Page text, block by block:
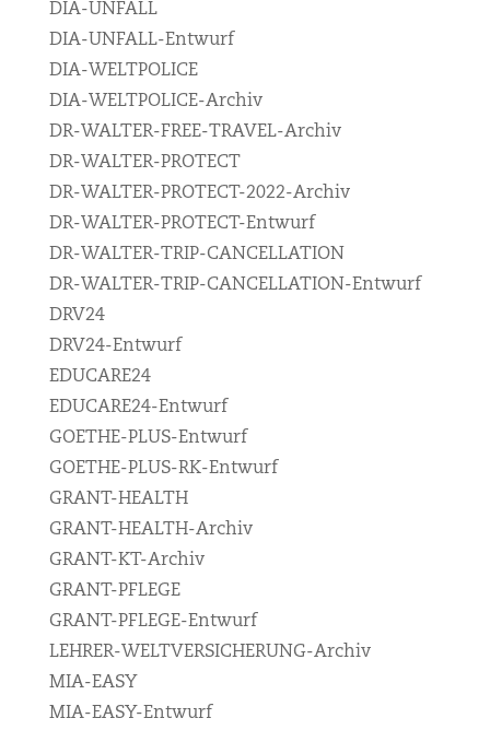
DIA-UNFALL
DIA-UNFALL-Entwurf
DIA-WELTPOLICE
DIA-WELTPOLICE-Archiv
DR-WALTER-FREE-TRAVEL-Archiv
DR-WALTER-PROTECT
DR-WALTER-PROTECT-2022-Archiv
DR-WALTER-PROTECT-Entwurf
DR-WALTER-TRIP-CANCELLATION
DR-WALTER-TRIP-CANCELLATION-Entwurf
DRV24
DRV24-Entwurf
EDUCARE24
EDUCARE24-Entwurf
GOETHE-PLUS-Entwurf
GOETHE-PLUS-RK-Entwurf
GRANT-HEALTH
GRANT-HEALTH-Archiv
GRANT-KT-Archiv
GRANT-PFLEGE
GRANT-PFLEGE-Entwurf
LEHRER-WELTVERSICHERUNG-Archiv
MIA-EASY
MIA-EASY-Entwurf